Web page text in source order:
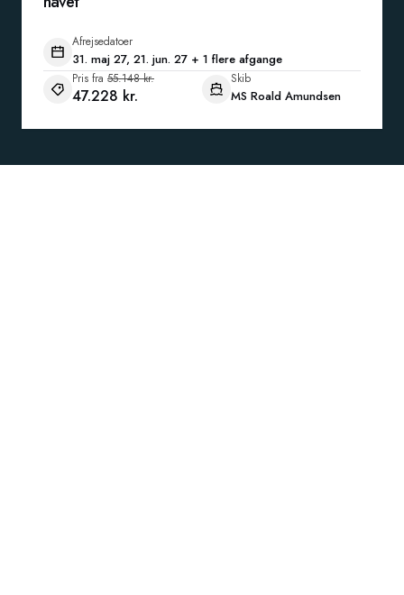
Afrejsedatoer
31. maj 27, 21. jun. 27 + 1 flere afgange
Pris fra 55.148 kr.
47.228 kr.
Skib
MS Roald Amundsen